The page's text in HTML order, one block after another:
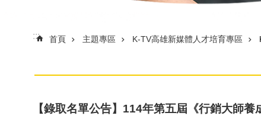
::: 首頁 主題專區 K-TV高雄新媒體人才培育專區
【錄取名單公告】114年第五屆《行銷大師